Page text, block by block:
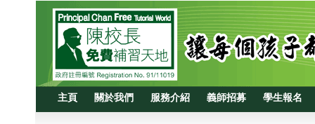
主頁 關於我們 服務介紹 義師招募 學生報名